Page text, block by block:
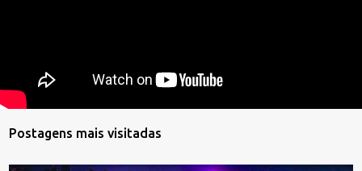
Postagens mais visitadas